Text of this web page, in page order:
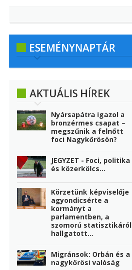
ESEMÉNYNAPTÁR
AKTUÁLIS HÍREK
Nyársapátra igazol a
bronzérmes csapat –
megszűnik a felnőtt
foci Nagykőrösön?
JEGYZET - Foci, politika
és közerkölcs…
Körzetünk képviselője
agyondicsérte a
kormányt a
parlamentben, a
szomorú statisztikáról
hallgatott...
Migránsok: Orbán és a
nagykőrösi valóság